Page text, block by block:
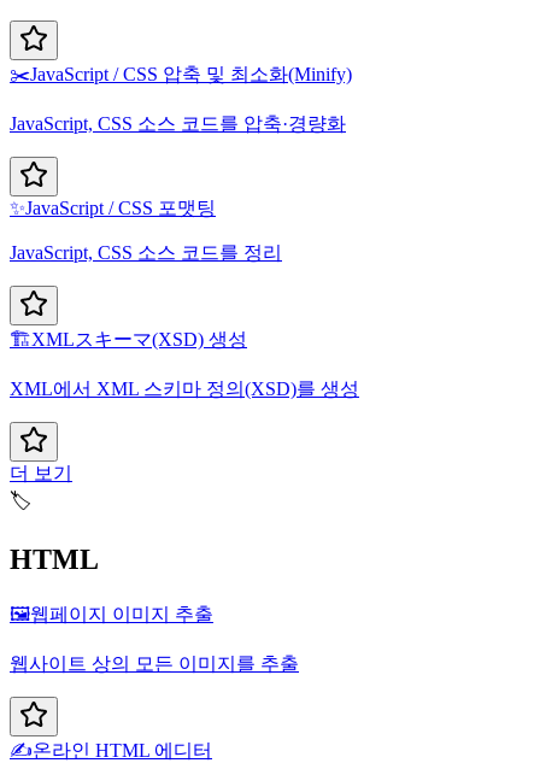
✂️JavaScript / CSS 압축 및 최소화(Minify)
JavaScript, CSS 소스 코드를 압축·경량화
✨JavaScript / CSS 포맷팅
JavaScript, CSS 소스 코드를 정리
🏗️XMLスキーマ(XSD) 생성
XML에서 XML 스키마 정의(XSD)를 생성
더 보기
🏷️
HTML
🖼️웹페이지 이미지 추출
웹사이트 상의 모든 이미지를 추출
✍️온라인 HTML 에디터